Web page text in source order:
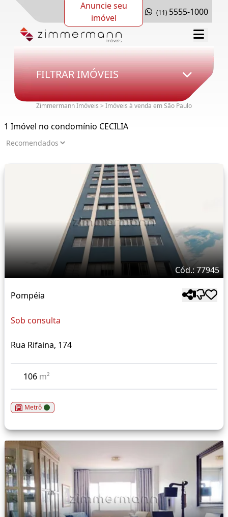
Anuncie seu
imóvel
(11) 5555-1000
FILTRAR IMÓVEIS
Zimmermann Imóveis > Imóveis à venda em São Paulo
1 Imóvel no condomínio CECILIA
Cód.: 77945
Pompéia
Sob consulta
Rua Rifaina, 174
106 m²
Metrô